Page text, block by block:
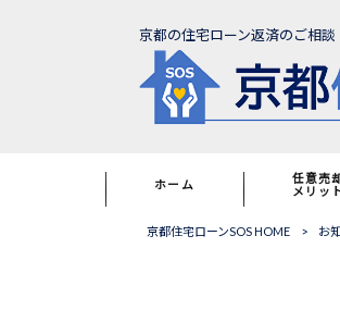
京都の住宅ローン返済のご相談
ホーム
任意売
メリッ
京都住宅ローンSOS HOME > お